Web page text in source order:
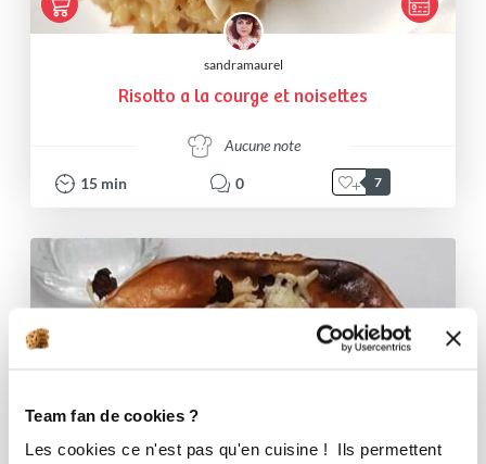
Team fan de cookies ?
Les cookies ce n'est pas qu'en cuisine ! Ils permettent
sandramaurel
Risotto a la courge et noisettes
Aucune note
15 min 0 7